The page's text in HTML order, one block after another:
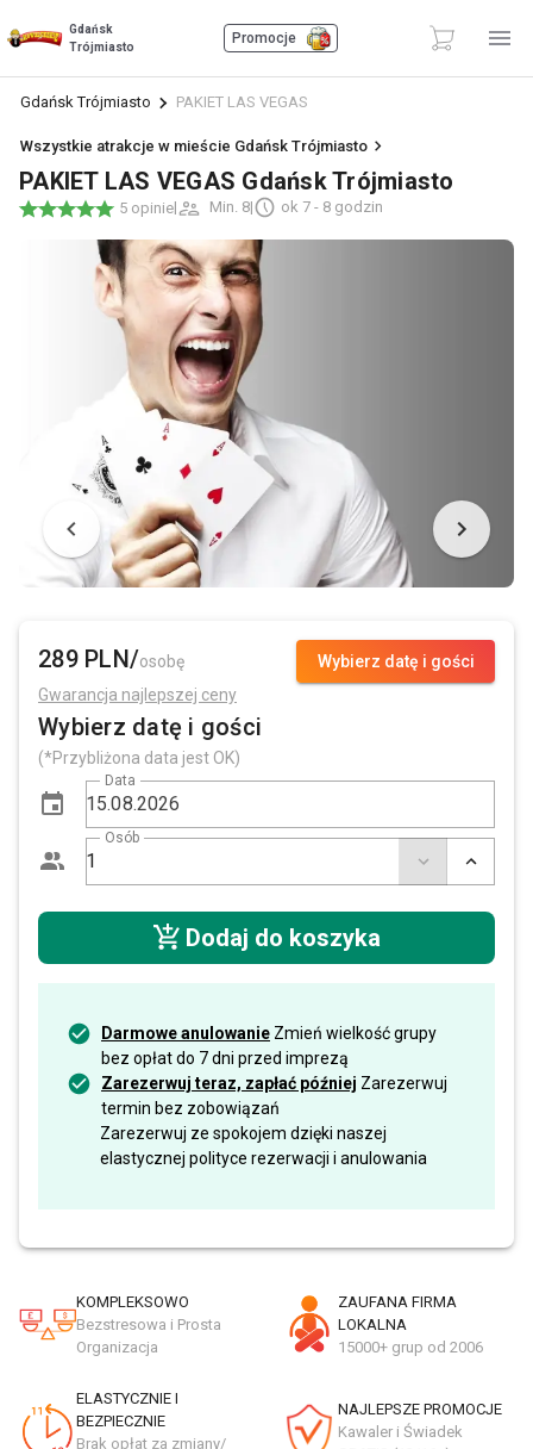
Gdańsk
Trójmiasto
Promocje
Gdańsk Trójmiasto PAKIET LAS VEGAS
Wszystkie atrakcje w mieście Gdańsk Trójmiasto
PAKIET LAS VEGAS Gdańsk Trójmiasto
5 opinie| Min. 8| ok 7 - 8 godzin
Wybierz datę i gości
289 PLN/osobę
Gwarancja najlepszej ceny
Wybierz datę i gości
(*Przybliżona data jest OK)
Data
Osób
Dodaj do koszyka
Darmowe anulowanie Zmień wielkość grupy
bez opłat do 7 dni przed imprezą
Zarezerwuj teraz, zapłać później Zarezerwuj
termin bez zobowiązań
Zarezerwuj ze spokojem dzięki naszej
elastycznej polityce rezerwacji i anulowania
KOMPLEKSOWO
Bezstresowa i Prosta
Organizacja
ZAUFANA FIRMA
LOKALNA
15000+ grup od 2006
ELASTYCZNIE I
BEZPIECZNIE
Brak opłat za zmiany/
NAJLEPSZE PROMOCJE
Kawaler i Świadek